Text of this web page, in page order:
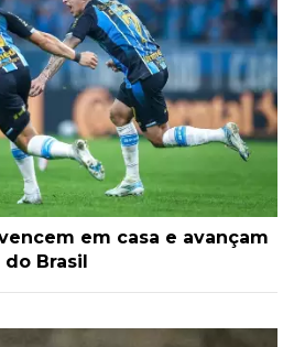
em casa e avançam
Brasil